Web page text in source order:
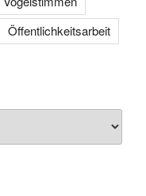
Öffentlichkeitsarbeit